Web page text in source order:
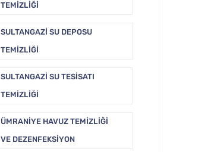
TEMIZLIĞI
SULTANGAZI SU DEPOSU
TEMIZLIĞI
SULTANGAZI SU TESISATI
TEMIZLIĞI
ÜMRANIYE HAVUZ TEMIZLIĞI
VE DEZENFEKSIYON